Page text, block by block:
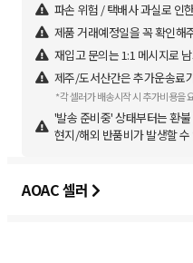
파손 위험 / 택배사 과실로 인
제품 거래예정일을 꼭 확인해
재입고 문의는 1:1 메시지로
제주/도서산간은 추가운송료
*각 셀러가 배송시작 시 추가비용을
'발송 준비중' 상태부터는 환
현지/해외 반품비가 발생할 수
AOAC 셀러